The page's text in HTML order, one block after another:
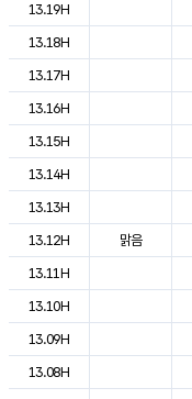
13.19H
13.18H
13.17H
13.16H
13.15H
13.14H
13.13H
13.12H
맑음
13.11H
13.10H
13.09H
13.08H